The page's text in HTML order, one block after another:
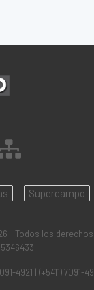
Supercampo
- Todos los
4921 | (+5411) 7091-